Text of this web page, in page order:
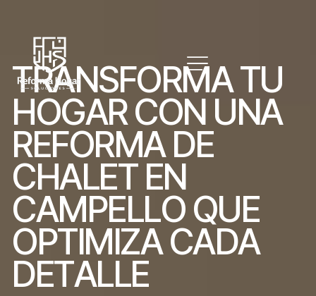
TRANSFORMATU
HOGARCON UNA
REFORMA DE
CHALET EN
CAMPELLO QUE
OPTIMIZA CADA
DETALLE